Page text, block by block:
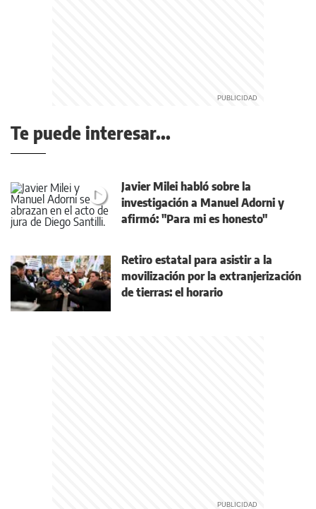
Te puede interesar...
Javier Milei habló sobre la
investigación a Manuel Adorni y
afirmó: "Para mi es honesto"
Retiro estatal para asistir a la
movilización por la extranjerización
de tierras: el horario